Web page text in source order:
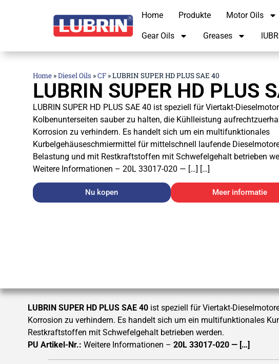
Home Produkte Motor Oils
Gear Oils Greases
Home»Diesel Oils »CF»LUBRIN SUPER HD PLUS SAE 40
LUBRIN SUPER HD PLUS
LUBRIN SUPER HD PLUS SAE 40 ist speziell für Viertakt-
Kolbenunterseiten sauber zu halten, die Kühlleistung
Korrosion zu verhindern. Es handelt sich um ein multifunktionales
Kurbelgehäuseschmiermittel für mittelschnell laufende
Belastung und mit Restkraftstoffen mit Schwefelgehalt betrieben
Weitere Informationen – 20L 33017-020 — […] […]
Nu kopen Meer informatie
LUBRIN SUPER HD PLUS SAE 40ist speziell für Viertakt-
Korrosion zu verhindern. Es handelt sich um ein multifunktionales
Restkraftstoffen mit Schwefelgehalt betrieben werden.
PU Artikel-Nr.: Weitere Informationen – 20L 33017-020 — […]